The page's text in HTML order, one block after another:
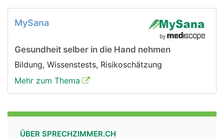
MySana
Gesundheit selber in die Hand nehmen
Bildung, Wissenstests, Risikoschätzung
Mehr zum Thema
ÜBER SPRECHZIMMER.CH